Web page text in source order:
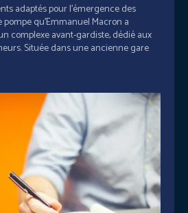
adaptés pour l’émergence des
pompe qu’Emmanuel Macron a
complexe avant-gardiste, dédié aux
Située dans une ancienne gare